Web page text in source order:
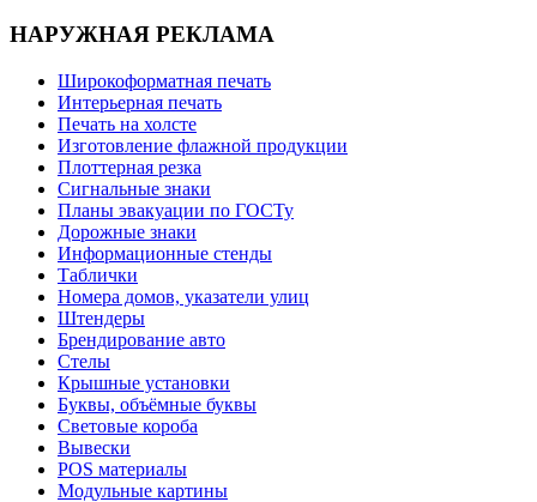
НАРУЖНАЯ РЕКЛАМА
Широкоформатная печать
Интерьерная печать
Печать на холсте
Изготовление флажной продукции
Плоттерная резка
Сигнальные знаки
Планы эвакуации по ГОСТу
Дорожные знаки
Информационные стенды
Таблички
Номера домов, указатели улиц
Штендеры
Брендирование авто
Стелы
Крышные установки
Буквы, объёмные буквы
Световые короба
Вывески
POS материалы
Модульные картины